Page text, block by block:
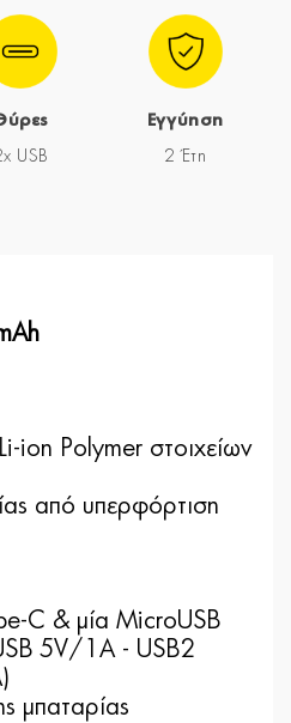
USB
Εγγύηση
2 Έτη
ion Polymer στοιχείων
από υπερφόρτιση
C & μία MicroUSB
5V/1A - USB2
μπαταρίας